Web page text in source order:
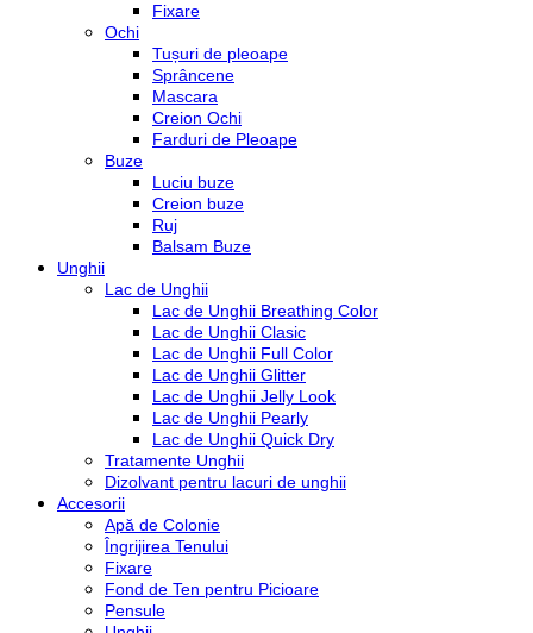
Fixare
Ochi
Tușuri de pleoape
Sprâncene
Mascara
Creion Ochi
Farduri de Pleoape
Buze
Luciu buze
Creion buze
Ruj
Balsam Buze
Unghii
Lac de Unghii
Lac de Unghii Breathing Color
Lac de Unghii Clasic
Lac de Unghii Full Color
Lac de Unghii Glitter
Lac de Unghii Jelly Look
Lac de Unghii Pearly
Lac de Unghii Quick Dry
Tratamente Unghii
Dizolvant pentru lacuri de unghii
Accesorii
Apă de Colonie
Îngrijirea Tenului
Fixare
Fond de Ten pentru Picioare
Pensule